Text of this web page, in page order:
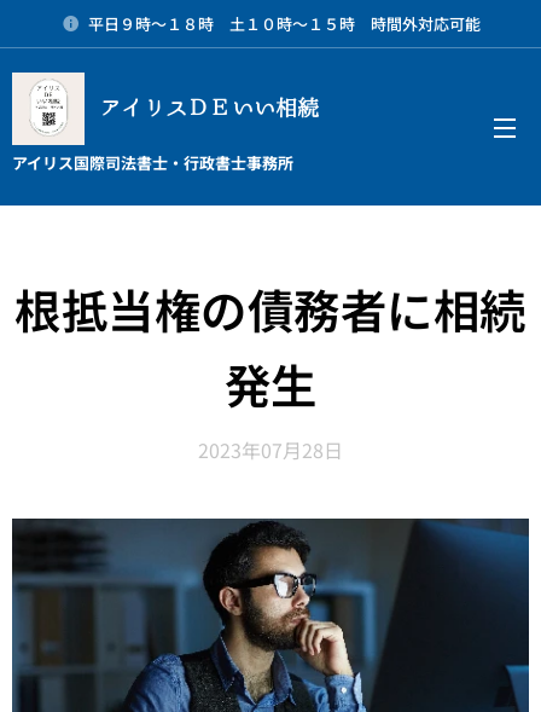
平日９時～１８時 土１０時～１５時 時間外対応可能
アイリスＤＥいい相続
アイリス国際司法書士・行政書士事務所
根抵当権の債務者に相続
発生
2023年07月28日